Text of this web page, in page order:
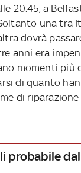
20.45, a
una tra
dovrà
anni era
momenti più
di quanto
di
probabile dal